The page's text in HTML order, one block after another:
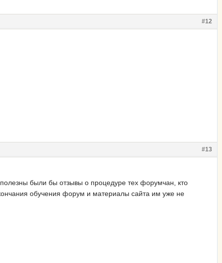
#12
#13
были бы отзывы о процедуре тех форумчан, кто
обучения форум и материалы сайта им уже не